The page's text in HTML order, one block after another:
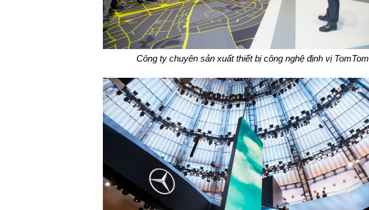
Công ty chuyên sản xuất thiết bị công nghệ định vị TomTom